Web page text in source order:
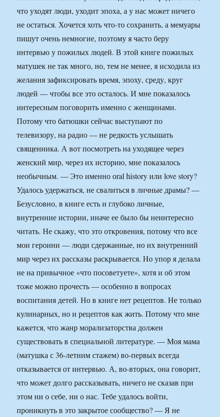
что уходят люди, уходит эпоха, а у нас может ничего
не остаться. Хочется хоть что-то сохранить, а мемуары
пишут очень немногие, поэтому я часто беру
интервью у пожилых людей. В этой книге пожилых
матушек не так много, но, тем не менее, я исходила из
желания зафиксировать время, эпоху, среду, круг
людей — чтобы все это осталось. И мне показалось
интересным поговорить именно с женщинами.
Потому что батюшки сейчас выступают по
телевизору, на радио — не редкость услышать
священника. А вот посмотреть на уходящее через
женский мир, через их историю, мне показалось
необычным. — Это именно оral history или love story?
Удалось удержаться, не свалиться в личные драмы? —
Безусловно, в книге есть и глубоко личные,
внутренние истории, иначе ее было бы неинтересно
читать. Не скажу, что это откровения, потому что все
мои героини — люди сдержанные, но их внутренний
мир через их рассказы раскрывается. Но упор я делала
не на привычное «что посоветуете», хотя и об этом
тоже можно прочесть — особенно в вопросах
воспитания детей. Но в книге нет рецептов. Не только
кулинарных, но и рецептов как жить. Потому что мне
кажется, что жанр морализаторства должен
существовать в специальной литературе. — Моя мама
(матушка с 36-летним стажем) во-первых всегда
отказывается от интервью. А, во-вторых, она говорит,
что может долго рассказывать, ничего не сказав при
этом ни о себе, ни о нас. Тебе удалось войти,
проникнуть в это закрытое сообщество? — Я не